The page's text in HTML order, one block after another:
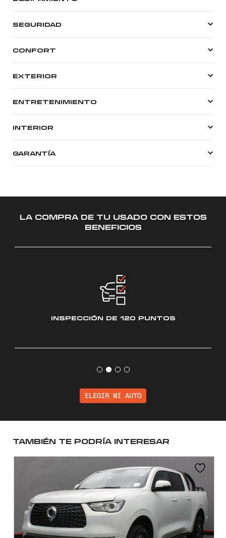
SEGURIDAD
CONFORT
EXTERIOR
ENTRETENIMIENTO
INTERIOR
GARANTÍA
LA COMPRA DE TU USADO CON ESTOS
BENEFICIOS
INSPECCIÓN DE 120 PUNTOS
ELEGIR MI AUTO
TAMBIÉN TE PODRÍA INTERESAR